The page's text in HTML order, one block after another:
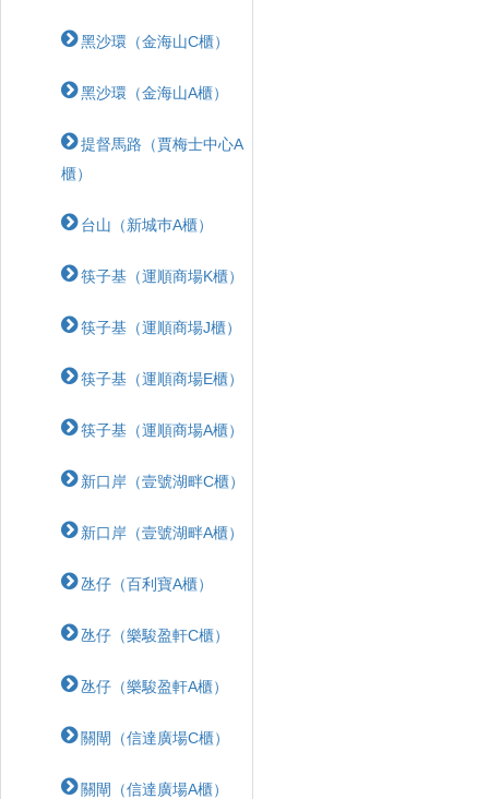
黑沙環（金海山C櫃）
黑沙環（金海山A櫃）
提督馬路（賈梅士中心A
櫃）
台山（新城巿A櫃）
筷子基（運順商場K櫃）
筷子基（運順商場J櫃）
筷子基（運順商場E櫃）
筷子基（運順商場A櫃）
新口岸（壹號湖畔C櫃）
新口岸（壹號湖畔A櫃）
氹仔（百利寶A櫃）
氹仔（樂駿盈軒C櫃）
氹仔（樂駿盈軒A櫃）
關閘（信達廣場C櫃）
關閘（信達廣場A櫃）